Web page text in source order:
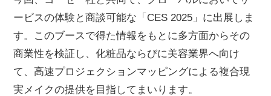
ービスの体験と商談可能な「CES 2025」に出展しま
す。このブースで得た情報をもとに多方面からその
商業性を検証し、化粧品ならびに美容業界へ向け
て、高速プロジェクションマッピングによる複合現
実メイクの提供を目指してまいります。